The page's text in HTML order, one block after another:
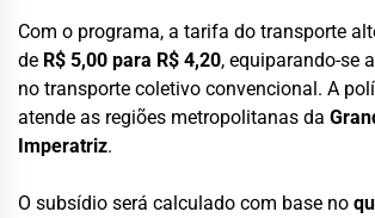
Com o programa, a tarifa do transporte
de R$ 5,00 para R$ 4,20, equiparando-se
no transporte coletivo convencional. A
atende as regiões metropolitanas da
Imperatriz.
O subsídio será calculado com base no